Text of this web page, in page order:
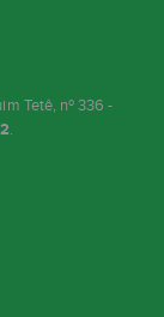
Tetê, nº 336 -
.